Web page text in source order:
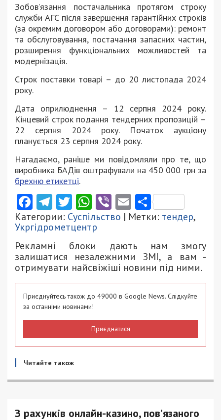
Зобов’язання постачальника протягом строку
служби АГС після завершення гарантійних строків
(за окремим договором або договорами): ремонт
та обслуговування, постачання запасних частин,
розширення функціональних можливостей та
модернізація.
Строк поставки товарі – до 20 листопада 2024
року.
Дата оприлюднення – 12 серпня 2024 року.
Кінцевий строк подання тендерних пропозицій –
22 серпня 2024 року. Початок аукціону
планується 23 серпня 2024 року.
Нагадаємо, раніше ми повідомляли про те, що
виробника БАДів оштрафували на 450 000 грн за
брехню етикетці.
Facebook
Telegram
Twitter
WhatsApp
ViberEmail
Категории: Суспільство | Метки: тендер,
Укргідрометцентр
Рекламні блоки дають нам змогу
залишатися незалежними ЗМІ, а вам -
отримувати найсвіжіші новини під ними.
Приєднуйтесь також до 49000 в Google News. Слідкуйте
за останніми новинами!
Приєднатися
Читайте також
З рахунків онлайн-казино, пов’язаного